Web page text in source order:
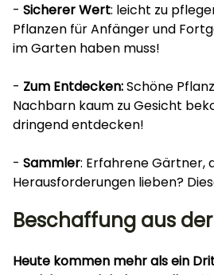
- Sicherer Wert: leicht zu
Pflanzen für Anfänger und
im Garten haben muss!
- Zum Entdecken:Schöne
Nachbarn kaum zu Gesicht
dringend entdecken!
- Sammler: Erfahrene Gärtner,
Herausforderungen lieben?
Beschaffung aus
Heute kommen mehr als ein